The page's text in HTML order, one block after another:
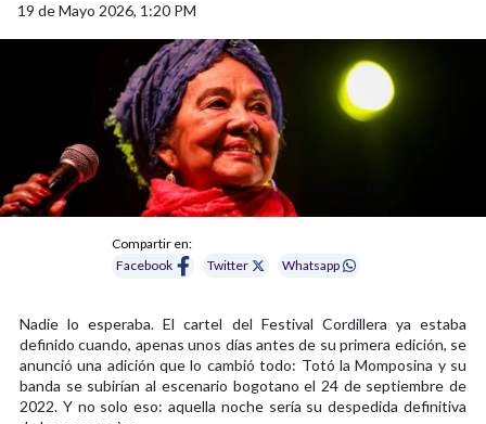
19 de Mayo 2026, 1:20 PM
Compartir en:
Facebook
Twitter Whatsapp
Nadie lo esperaba. El cartel del Festival Cordillera ya estaba
definido cuando, apenas unos días antes de su primera edición, se
anunció una adición que lo cambió todo: Totó la Momposina y su
banda se subirían al escenario bogotano el 24 de septiembre de
2022. Y no solo eso: aquella noche sería su despedida definitiva